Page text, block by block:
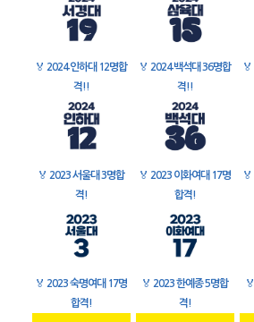
🏅 2024 인하대 12명합
격!!
🏅 2024 백석대 36명합
격!!
🏅
🏅 2023 서울대 3명합
격!
🏅 2023 이화여대 17명
합격!
🏅
🏅 2023 숙명여대 17명
합격!
🏅 2023 한예종 5명합
격!
🏅